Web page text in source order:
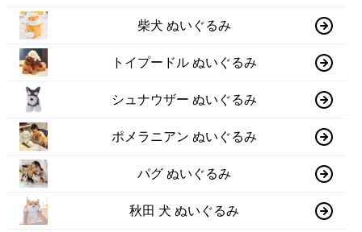
柴犬 ぬいぐるみ
トイプードル ぬいぐるみ
シュナウザー ぬいぐるみ
ポメラニアン ぬいぐるみ
パグ ぬいぐるみ
秋田 犬 ぬいぐるみ